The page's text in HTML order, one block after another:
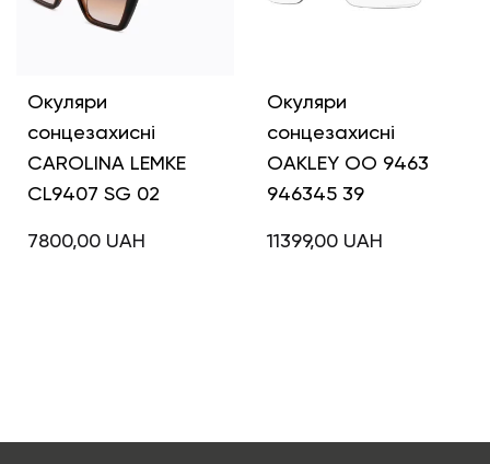
Окуляри
сонцезахисні
CAROLINA LEMKE
CL9407 SG 02
7800,00 UAH
Окуляри
сонцезахисні
OAKLEY OO 9463
946345 39
11399,00 UAH